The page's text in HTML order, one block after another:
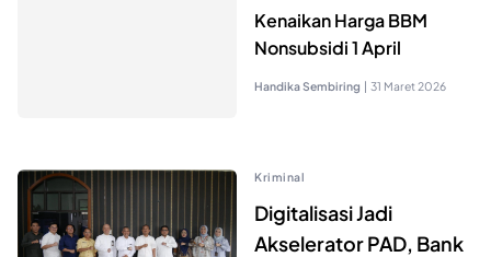
Kenaikan Harga BBM
Nonsubsidi 1 April
Handika Sembiring | 31 Maret 2026
Kriminal
Digitalisasi Jadi
Akselerator PAD, Bank